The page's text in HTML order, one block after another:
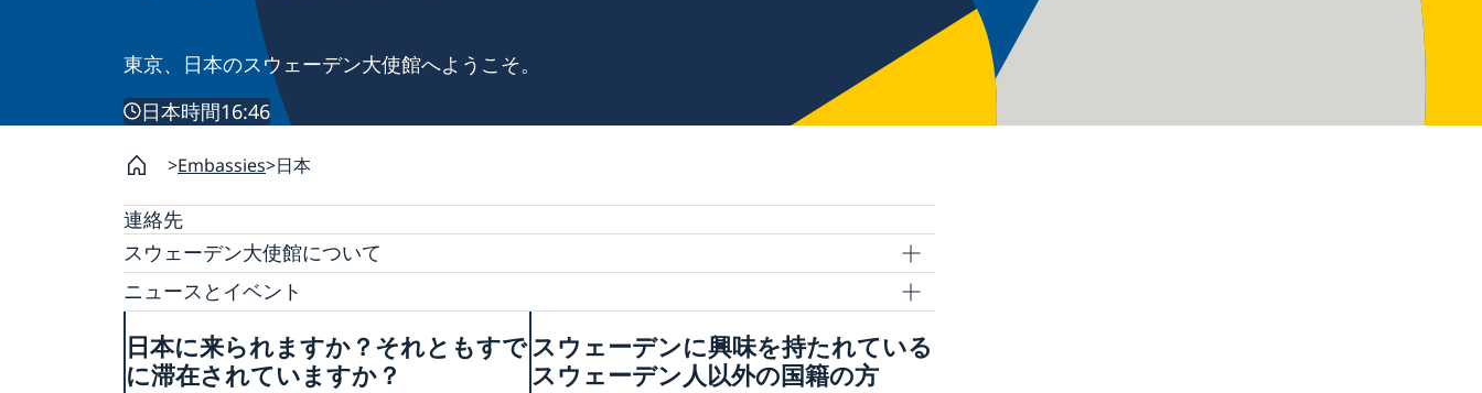
東京、日本のスウェーデン大使館へようこそ。
日本時間16:46
Embassies 日本
連絡先
スウェーデン大使館について
ヴィクトリア・リー大使
スタッフ
科学イノベーション部 (OSI)
チーム・スウェーデン
ニュースとイベント
スウェーデン大使館関連のイベントはこちらをご覧ください
スウェーデン大使館への後援名義使用申請について
日本に来られますか？それともすで
に滞在されていますか？
スウェーデンに興味を持たれている
スウェーデン人以外の国籍の方